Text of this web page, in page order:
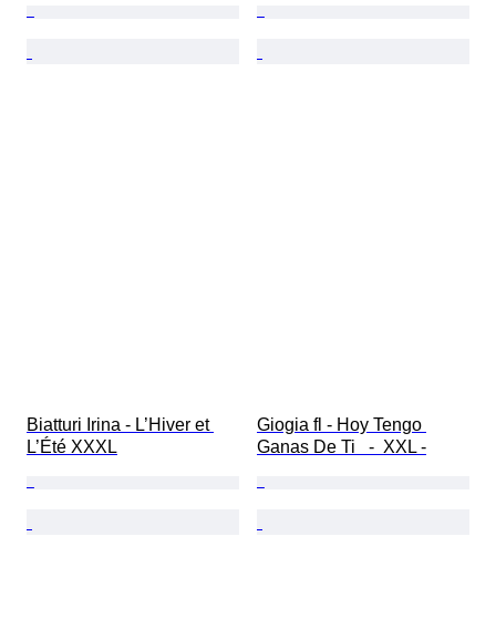
Biatturi Irina - L’Hiver et
L’Été XXXL
Giogia fl - Hoy Tengo
Ganas De Ti   -  XXL -